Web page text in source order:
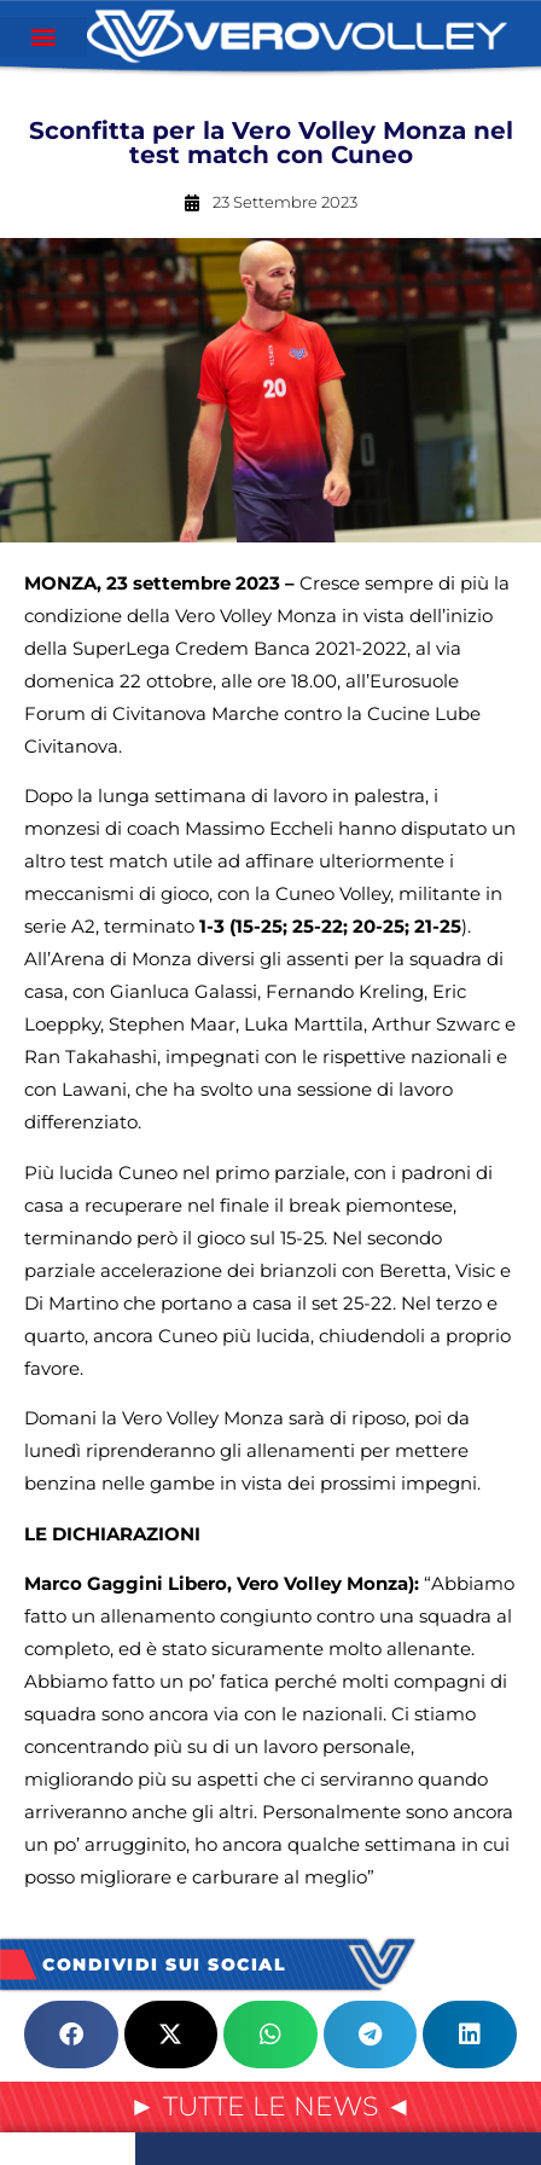
Sconfitta per la Vero Volley Monza nel
test match con Cuneo
23 Settembre 2023
MONZA, 23 settembre 2023 – Cresce sempre di più la
condizione della Vero Volley Monza in vista dell’inizio
della SuperLega Credem Banca 2021-2022, al via
domenica 22 ottobre, alle ore 18.00, all’Eurosuole
Forum di Civitanova Marche contro la Cucine Lube
Civitanova.
Dopo la lunga settimana di lavoro in palestra, i
monzesi di coach Massimo Eccheli hanno disputato un
altro test match utile ad affinare ulteriormente i
meccanismi di gioco, con la Cuneo Volley, militante in
serie A2, terminato 1-3 (15-25; 25-22; 20-25; 21-25).
All’Arena di Monza diversi gli assenti per la squadra di
casa, con Gianluca Galassi, Fernando Kreling, Eric
Loeppky, Stephen Maar, Luka Marttila, Arthur Szwarc e
Ran Takahashi, impegnati con le rispettive nazionali e
con Lawani, che ha svolto una sessione di lavoro
differenziato.
Più lucida Cuneo nel primo parziale, con i padroni di
casa a recuperare nel finale il break piemontese,
terminando però il gioco sul 15-25. Nel secondo
parziale accelerazione dei brianzoli con Beretta, Visic e
Di Martino che portano a casa il set 25-22. Nel terzo e
quarto, ancora Cuneo più lucida, chiudendoli a proprio
favore.
Domani la Vero Volley Monza sarà di riposo, poi da
lunedì riprenderanno gli allenamenti per mettere
benzina nelle gambe in vista dei prossimi impegni.
LE DICHIARAZIONI
Marco Gaggini Libero, Vero Volley Monza): “Abbiamo
fatto un allenamento congiunto contro una squadra al
completo, ed è stato sicuramente molto allenante.
Abbiamo fatto un po’ fatica perché molti compagni di
squadra sono ancora via con le nazionali. Ci stiamo
concentrando più su di un lavoro personale,
migliorando più su aspetti che ci serviranno quando
arriveranno anche gli altri. Personalmente sono ancora
un po’ arrugginito, ho ancora qualche settimana in cui
posso migliorare e carburare al meglio”
CONDIVIDI SUI SOCIAL
► TUTTE LE NEWS ◄